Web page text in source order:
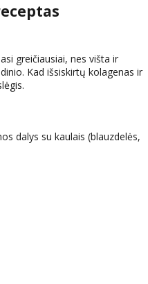
greičiausiai, nes višta ir
Kad išsiskirtų kolagenas ir
dalys su kaulais (blauzdelės,